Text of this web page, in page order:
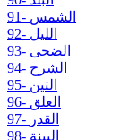
91- الشمس
92- الليل
93- الضحى
94- الشرح
95- التين
96- العلق
97- القدر
98- البينة